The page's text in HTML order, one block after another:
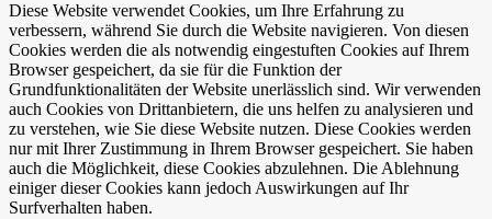
Diese Website verwendet Cookies, um Ihre Erfahrung zu
verbessern, während Sie durch die Website navigieren. Von diesen
Cookies werden die als notwendig eingestuften Cookies auf Ihrem
Browser gespeichert, da sie für die Funktion der
Grundfunktionalitäten der Website unerlässlich sind. Wir verwenden
auch Cookies von Drittanbietern, die uns helfen zu analysieren und
zu verstehen, wie Sie diese Website nutzen. Diese Cookies werden
nur mit Ihrer Zustimmung in Ihrem Browser gespeichert. Sie haben
auch die Möglichkeit, diese Cookies abzulehnen. Die Ablehnung
einiger dieser Cookies kann jedoch Auswirkungen auf Ihr
Surfverhalten haben.